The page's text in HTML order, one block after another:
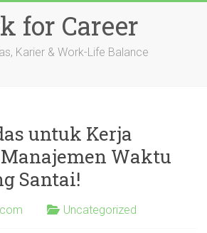
for Career
Karier & Work-Life Balance
untuk Kerja
Waktu
Santai!
Uncategorized